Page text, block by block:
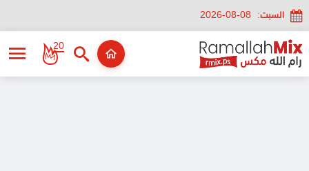
السبت: 2026-08-08
20